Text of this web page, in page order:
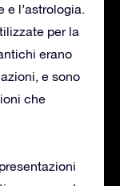
e l’astrologia.
per la
erano
e sono
che